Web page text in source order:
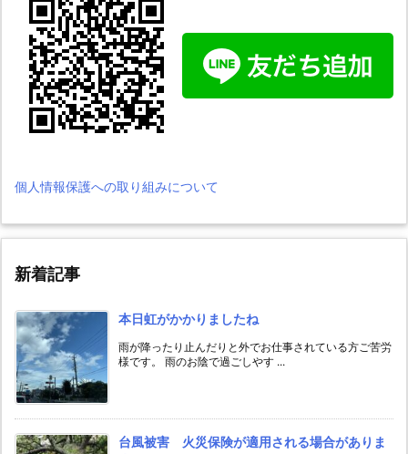
個人情報保護への取り組みについて
新着記事
本日虹がかかりましたね
雨が降ったり止んだりと外でお仕事されている方ご苦労
様です。 雨のお陰で過ごしやす ...
台風被害 火災保険が適用される場合がありま